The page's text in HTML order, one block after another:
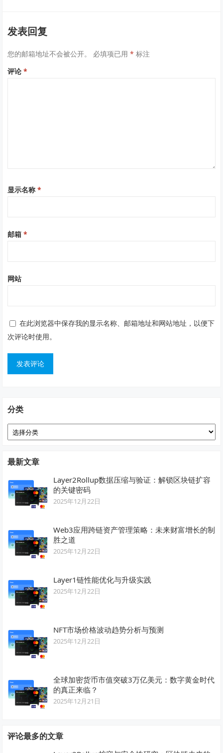
发表回复
您的邮箱地址不会被公开。 必填项已用* 标注
评论*
显示名称*
邮箱*
网站
在此浏览器中保存我的显示名称、邮箱地址和网站地址，以便下
次评论时使用。
分类
分
类
最新文章
Layer2Rollup数据压缩与验证：解锁区块链扩容
的关键密码
2025年12月22日
Web3应用跨链资产管理策略：未来财富增长的制
胜之道
2025年12月22日
Layer1链性能优化与升级实践
2025年12月22日
NFT市场价格波动趋势分析与预测
2025年12月22日
全球加密货币市值突破3万亿美元：数字黄金时代
的真正来临？
2025年12月21日
评论最多的文章